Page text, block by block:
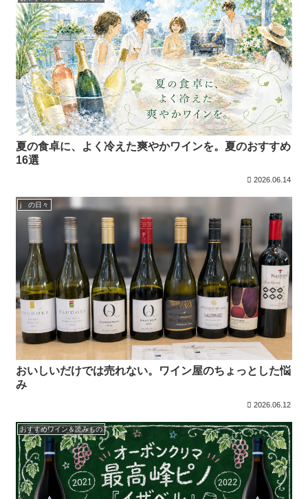
夏の食卓に、よく冷えた爽やかワインを。夏のおすすめ
16選
2026.06.14
j の日々
おいしいだけでは売れない。ワイン屋のちょっとした悩
み
2026.06.12
おすすめワイン＆読みもの